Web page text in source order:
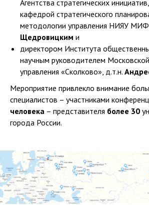
Агентства стратегических
кафедрой стратегического
методологии управления НИЯУ
Щедровицким и
директором Института
научным руководителем
управления «Сколково», д.т.н.
Мероприятие привлекло внимание
специалистов – участниками
человека – представителя более 30
города России.